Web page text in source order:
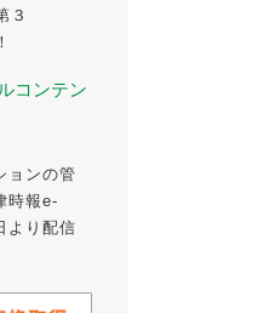
３
コンテン
ョンの管
時報e-
より配信